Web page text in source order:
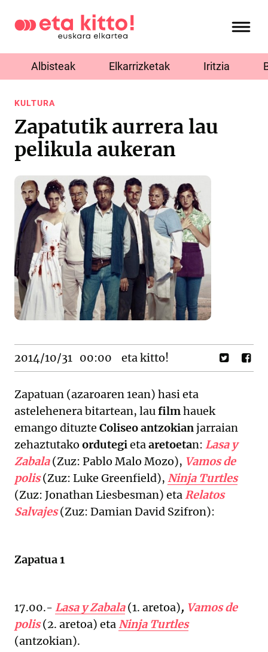
Albisteak Elkarrizketak Iritzia
KULTURA
Zapatutik aurrera lau
pelikula aukeran
2014/10/31 00:00 eta kitto!
Zapatuan (azaroaren 1ean) hasi eta
astelehenera bitartean, laufilmhauek
emango dituzte Coliseo antzokianjarraian
zehaztutako ordutegietaaretoetan: Lasa y
Zabala(Zuz: Pablo Malo Mozo), Vamos de
polis(Zuz: Luke Greenfield), Ninja Turtles
(Zuz: Jonathan Liesbesman) etaRelatos
Salvajes(Zuz: Damian David Szifron):
Zapatua 1
17.00.- Lasa y Zabala (1. aretoa), Vamos de
polis (2. aretoa) etaNinja Turtles
(antzokian).